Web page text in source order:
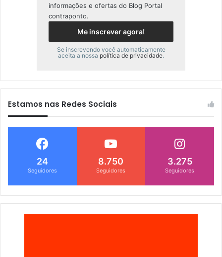
informações e ofertas do Blog Portal
contraponto.
Se inscrevendo você automaticamente
aceita a nossa política de privacidade.
Estamos nas Redes Sociais
24
Seguidores
8.750
Seguidores
3.275
Seguidores